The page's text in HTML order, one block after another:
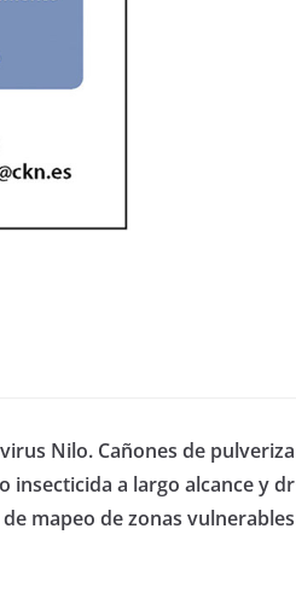
Nilo. Cañones de pulveriza
insecticida a largo alcance y dr
mapeo de zonas vulnerables